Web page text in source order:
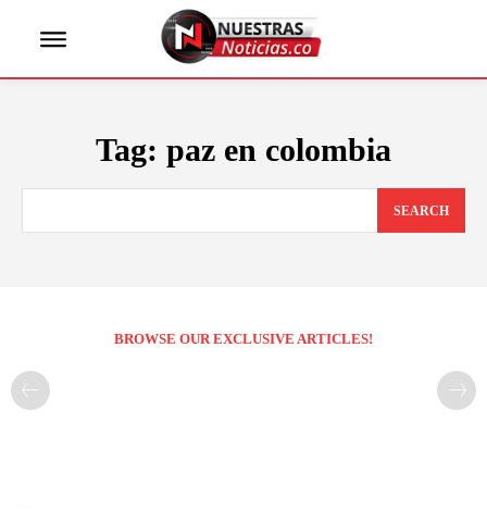
Tag: paz en colombia
SEARCH
BROWSE OUR EXCLUSIVE ARTICLES!